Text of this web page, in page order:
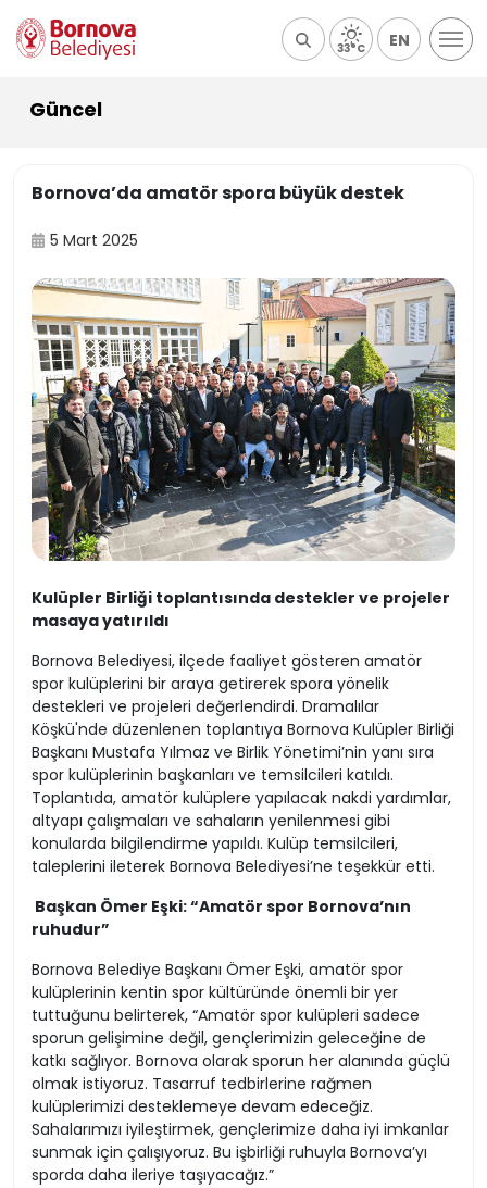
33°C EN
Güncel
Bornova’da amatör spora büyük destek
5 Mart 2025
Kulüpler Birliği toplantısında destekler ve projeler
masaya yatırıldı
Bornova Belediyesi, ilçede faaliyet gösteren amatör
spor kulüplerini bir araya getirerek spora yönelik
destekleri ve projeleri değerlendirdi. Dramalılar
Köşkü'nde düzenlenen toplantıya Bornova Kulüpler Birliği
Başkanı Mustafa Yılmaz ve Birlik Yönetimi’nin yanı sıra
spor kulüplerinin başkanları ve temsilcileri katıldı.
Toplantıda, amatör kulüplere yapılacak nakdi yardımlar,
altyapı çalışmaları ve sahaların yenilenmesi gibi
konularda bilgilendirme yapıldı. Kulüp temsilcileri,
taleplerini ileterek Bornova Belediyesi’ne teşekkür etti.
Başkan Ömer Eşki: “Amatör spor Bornova’nın
ruhudur”
Bornova Belediye Başkanı Ömer Eşki, amatör spor
kulüplerinin kentin spor kültüründe önemli bir yer
tuttuğunu belirterek, “Amatör spor kulüpleri sadece
sporun gelişimine değil, gençlerimizin geleceğine de
katkı sağlıyor. Bornova olarak sporun her alanında güçlü
olmak istiyoruz. Tasarruf tedbirlerine rağmen
kulüplerimizi desteklemeye devam edeceğiz.
Sahalarımızı iyileştirmek, gençlerimize daha iyi imkanlar
sunmak için çalışıyoruz. Bu işbirliği ruhuyla Bornova’yı
sporda daha ileriye taşıyacağız.”